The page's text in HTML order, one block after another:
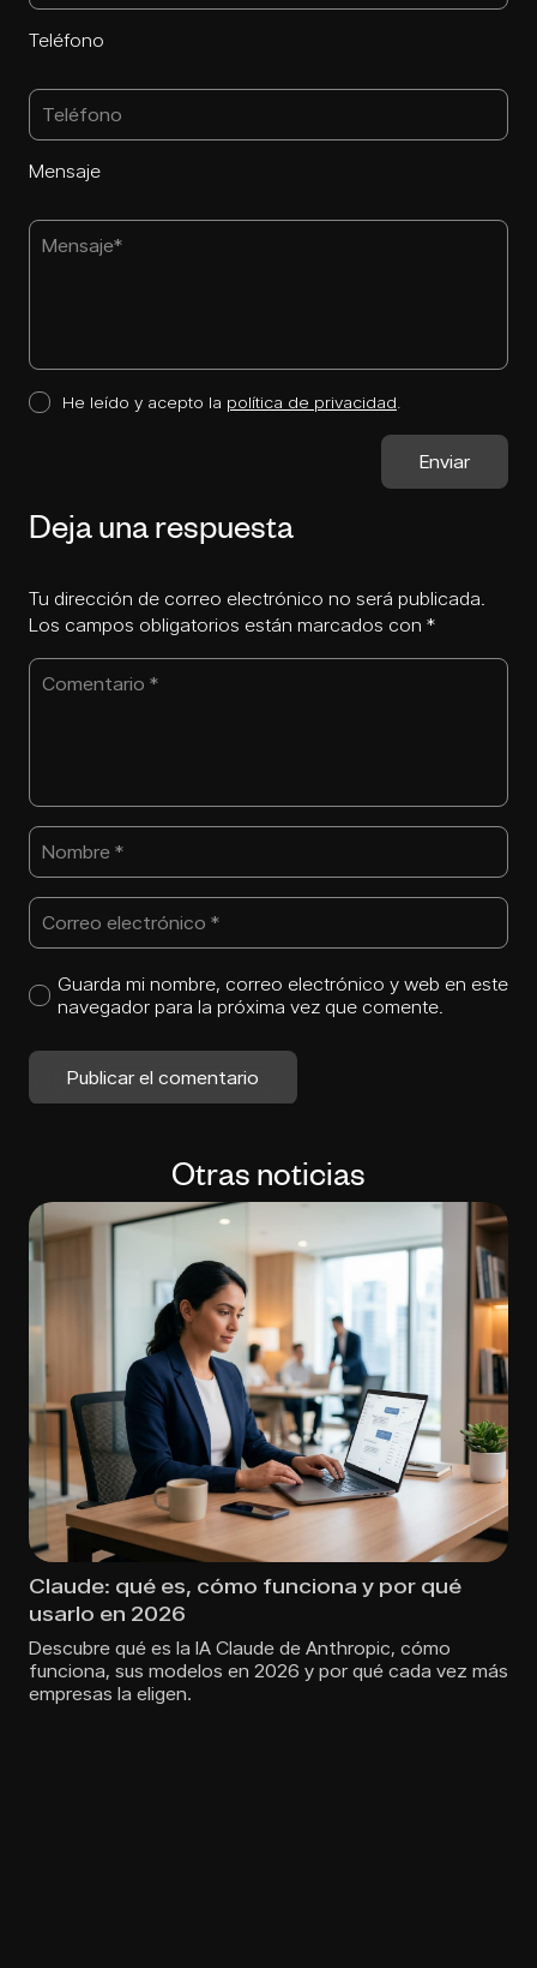
Teléfono
Mensaje
He leído y acepto la política de privacidad
Deja una respuesta
Tu dirección de correo electrónico no será publicada.
Los campos obligatorios están marcados con *
Guarda mi nombre, correo electrónico y web en este
navegador para la próxima vez que comente.
Publicar el comentario
Otras noticias
Qué es la venta omnicanal y por qué es tan
importante para tu ecommerce
Descubre qué es la venta omnicanal y por qué es clave
para tu ecommerce. Te explicamos cómo
implementarla con datos reales y consejos